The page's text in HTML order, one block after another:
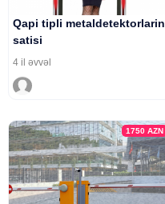
Qapi tipli metaldetektorlarin
satisi
4 il əvvəl
1750AZN